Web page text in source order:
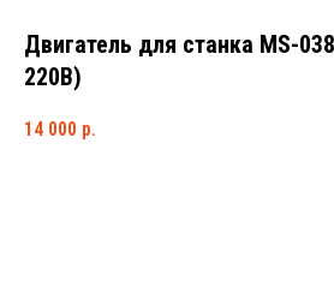
Двигатель для станка MS-
220В)
14 000 р.